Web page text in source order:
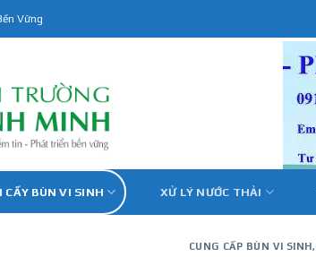
Vững
CẤY BÙN VI SINH XỬ LÝ NƯỚC THẢI
CUNG CẤP BÙN VI SINH,